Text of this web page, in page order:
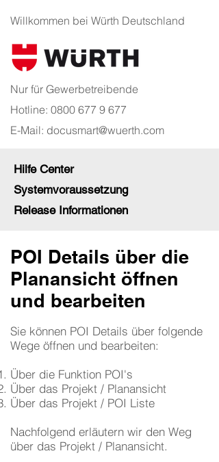
Willkommen bei Würth Deutschland
Nur für Gewerbetreibende
Hotline: 0800 677 9 677
E-Mail: docusmart@wuerth.com
Hilfe Center
Systemvoraussetzung
Release Informationen
POI Details über die
Planansicht öffnen
und bearbeiten
Sie können POI Details über folgende
Wege öffnen und bearbeiten:
Über die Funktion POI's
Über das Projekt / Planansicht
Über das Projekt / POI Liste
Nachfolgend erläutern wir den Weg
über das Projekt / Planansicht.